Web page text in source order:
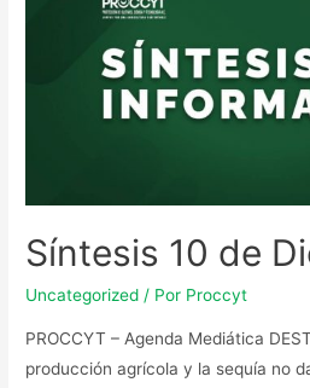
Síntesis 10 de
Uncategorized / Por Proccyt
PROCCYT – Agenda Mediática
producción agrícola y la sequía no